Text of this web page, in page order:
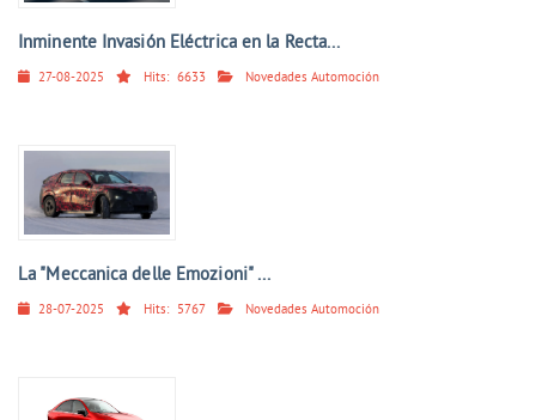
Inminente Invasión Eléctrica en la Recta...
27-08-2025 Hits: 6633 Novedades Automoción
La "Meccanica delle Emozioni" ...
28-07-2025 Hits: 5767 Novedades Automoción